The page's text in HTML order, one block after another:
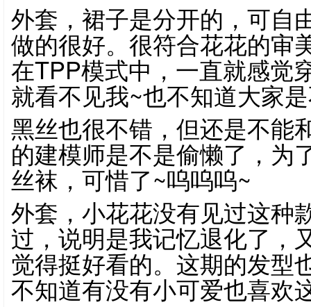
外套，裙子是分开的，可自
做的很好。很符合花花的审
在TPP模式中，一直就感觉
就看不见我~也不知道大家
黑丝也很不错，但还是不能
的建模师是不是偷懒了，为
丝袜，可惜了~呜呜呜~
外套，小花花没有见过这种
过，说明是我记忆退化了，
觉得挺好看的。这期的发型
不知道有没有小可爱也喜欢